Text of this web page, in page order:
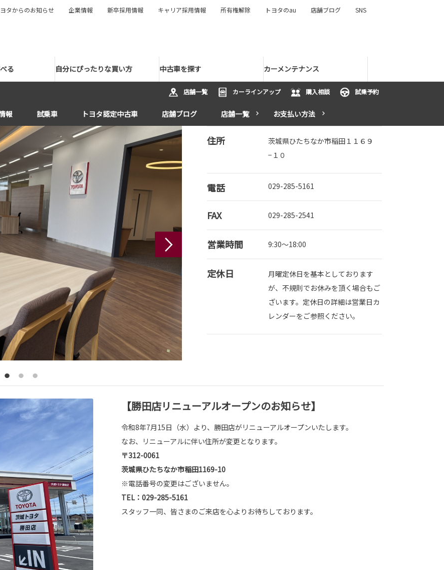
る 自分にぴったりな買い方 中古車を探す カーメンテナンス
タからのお知らせ 企業情報 新卒採用情報 キャリア採用情報 所有権解除 トヨタのau 店舗ブログ SNS
店舗一覧 カーラインアップ 購入相談 試乗予約
報 試乗車 トヨタ認定中古車 店舗ブログ 店舗一覧 お支払い方法
住所
茨城県ひたちなか市稲田１１６９
−１０
電話 029-285-5161
FAX 029-285-2541
営業時間 9:30～18:00
定休日
月曜定休日を基本としております
が、不規則でお休みを頂く場合もご
ざいます。定休日の詳細は営業日カ
レンダーをご参照ください。
【勝田店リニューアルオープンのお知らせ】
令和8年7月15日（水）より、勝田店がリニューアルオープンいたします。
なお、リニューアルに伴い住所が変更となります。
〒312-0061
茨城県ひたちなか市稲田1169-10
※電話番号の変更はございません。
TEL：029-285-5161
スタッフ一同、皆さまのご来店を心よりお待ちしております。